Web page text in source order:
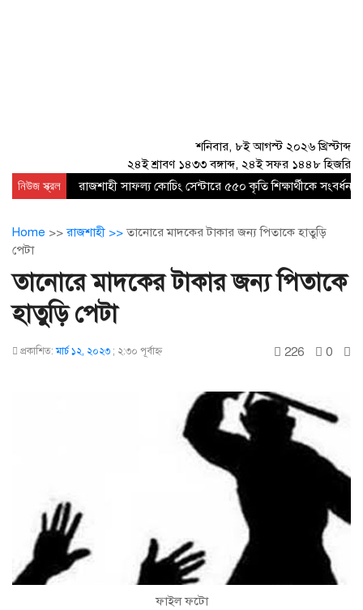
শনিবার, ৮ই আগস্ট ২০২৬ খ্রিস্টাব্দ
২৪ই শ্রাবণ ১৪৩৩ বঙ্গাব্দ, ২৪ই সফর ১৪৪৮ হিজরি
নিউজ স্ক্রল রাজশাহী সাফল্য কোচিং সেন্টারে ৫৫০ কৃতি শিক্ষার্থীকে সংবর্ধনা
Home >>রাজশাহী >>তানোরে মাদকের টাকার জন্য পিতাকে হাতুড়ি
পেটা
তানোরে মাদকের টাকার জন্য পিতাকে
হাতুড়ি পেটা
প্রকাশিত:মার্চ ১২, ২০২৩ ; ২:৩০ পূর্বাহ্ণ 226 0
ফাইল ফটো